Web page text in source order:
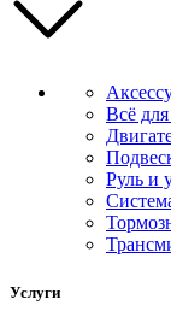
Всё
Руль и
Услуги